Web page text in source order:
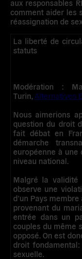
aux responsables
comment aider les
réassignation de
La liberté de
statuts
Modération :
Turin, Alternatives
Nous aimerions
question du droit
fait débat en
démarche
européenne à une
niveau national.
Malgré la
observe une
d’un Pays
provenant du
entrée dans un
couples du même
opposé. On est
droit
sexuelle.